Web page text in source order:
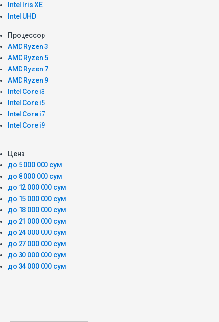
Intel Iris XE
Intel UHD
Процессор
AMD Ryzen 3
AMD Ryzen 5
AMD Ryzen 7
AMD Ryzen 9
Intel Core i3
Intel Core i5
Intel Core i7
Intel Core i9
Цена
до 5 000 000 сум
до 8 000 000 сум
до 12 000 000 сум
до 15 000 000 сум
до 18 000 000 сум
до 21 000 000 сум
до 24 000 000 сум
до 27 000 000 сум
до 30 000 000 сум
до 34 000 000 сум